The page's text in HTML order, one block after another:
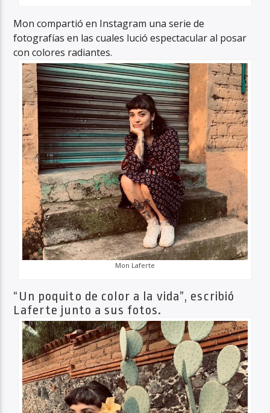
Mon compartió en Instagram una serie de
fotografías en las cuales lució espectacular al posar
con colores radiantes.
Mon Laferte
“Un poquito de color a la vida”, escribió
Laferte junto a sus fotos.